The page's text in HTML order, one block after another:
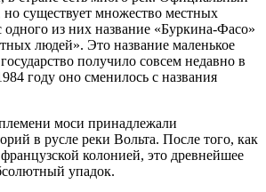
существует множество местных
одного из них название «Буркина-Фасо»
людей». Это название маленькое
получило совсем недавно в
году оно сменилось с названия
моси принадлежали
в русле реки Вольта. После того, как
колонией, это древнейшее
упадок.